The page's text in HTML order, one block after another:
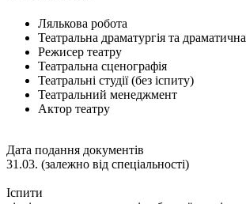
Лялькова робота
Театральна драматургія та
Режисер театру
Театральна сценографія
Театральні студії (без іспиту)
Театральний менеджмент
Актор театру
Дата подання документів
31.03. (залежно від спеціальності)
Іспити